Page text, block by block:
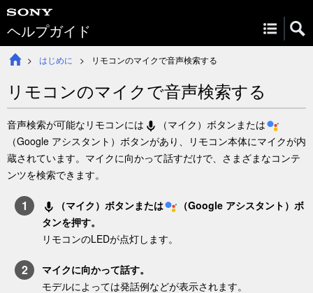
ヘルプガイド
はじめに リモコンのマイクで音声検索する
リモコンのマイクで音声検索する
音声検索が可能なリモコンには （マイク）ボタンまたは
（Google アシスタント） ボタンがあり、リモコン本体にマイクが内
蔵されています。マイクに向かって話すだけで、さまざまなコンテ
ンツを検索できます。
（マイク）ボタンまたは （Google アシスタント） ボ
タンを押す。
リモコンのLEDが点灯します。
マイクに向かって話す。
モデルによっては発話例などが表示されます。